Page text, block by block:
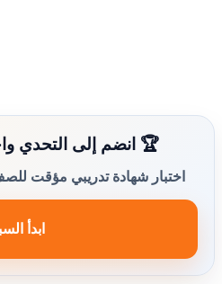
🏆 انضم إلى التحدي
اختبار شهادة تدريبي مؤقت
ابدأ